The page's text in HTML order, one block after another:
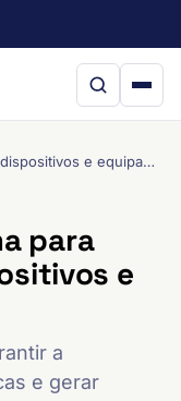
ABGD lança programa para certificação de dispositivos e equipamentos FV
para
e
a
e gerar